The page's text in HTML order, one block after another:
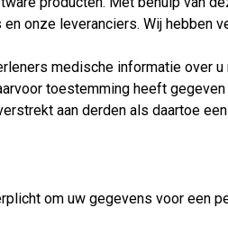
onze leveranciers. Wij
medische informatie over
toestemming heeft gegeven
aan derden als daartoe
om uw gegevens voor een